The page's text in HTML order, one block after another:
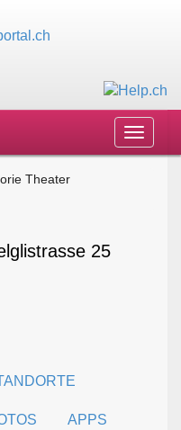
Toggle
Theater
25
APPS